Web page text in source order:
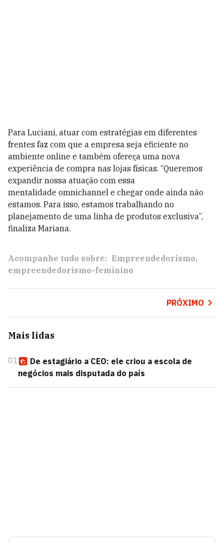
Para Luciani, atuar com estratégias em diferentes
frentes faz com que a empresa seja eficiente no
ambiente online e também ofereça uma nova
experiência de compra nas lojas físicas. “Queremos
expandir nossa atuação com essa
mentalidade omnichannel e chegar onde ainda não
estamos. Para isso, estamos trabalhando no
planejamento de uma linha de produtos exclusiva”,
finaliza Mariana.
Acompanhe tudo sobre: Empreendedorismo
empreendedorismo-feminino
PRÓXIMO
Mais lidas
01
De estagiário a CEO: ele criou a escola de
negócios mais disputada do país